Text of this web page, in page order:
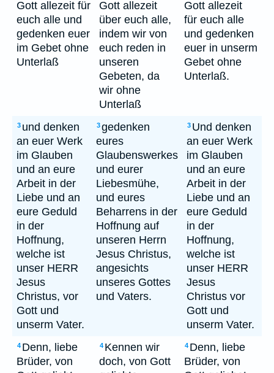
Gott allezeit für
euch alle und
gedenken euer
im Gebet ohne
Unterlaß
Gott allezeit
über euch alle,
indem wir von
euch reden in
unseren
Gebeten, da
wir ohne
Unterlaß
Gott allezeit
für euch alle
und gedenken
euer in unserm
Gebet ohne
Unterlaß.
3 und denken
an euer Werk
im Glauben
und an eure
Arbeit in der
Liebe und an
eure Geduld
in der
Hoffnung,
welche ist
unser HERR
Jesus
Christus, vor
Gott und
unserm Vater.
3gedenken
eures
Glaubenswerkes
und eurer
Liebesmühe,
und eures
Beharrens in der
Hoffnung auf
unseren Herrn
Jesus Christus,
angesichts
unseres Gottes
und Vaters.
3 Und denken
an euer Werk
im Glauben
und an eure
Arbeit in der
Liebe und an
eure Geduld
in der
Hoffnung,
welche ist
unser HERR
Jesus
Christus vor
Gott und
unserm Vater.
4 Denn, liebe
Brüder, von
4 Kennen wir
doch, von Gott
4 Denn, liebe
Brüder, von